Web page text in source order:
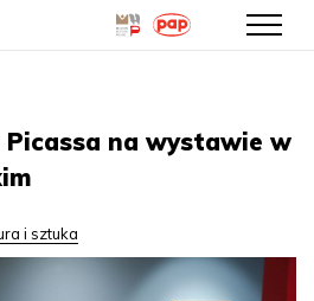
treści
na wystawie w
i sztuka